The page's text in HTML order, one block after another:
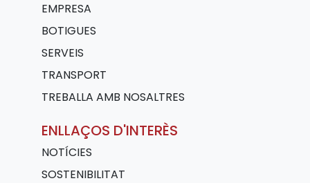
EMPRESA
BOTIGUES
SERVEIS
TRANSPORT
TREBALLA AMB NOSALTRES
ENLLAÇOS D'INTERÈS
NOTÍCIES
SOSTENIBILITAT